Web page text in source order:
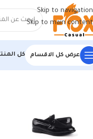
Skip to navigation
Skip to main content
عرض كل الاقسام كل
الرئيسية/منتجات تحت الوسم